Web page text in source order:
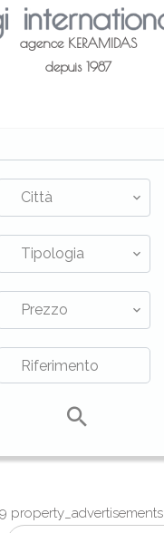
agence KERAMIDAS
depuis 1987
Città
Tipologia
Prezzo
property_advertisements